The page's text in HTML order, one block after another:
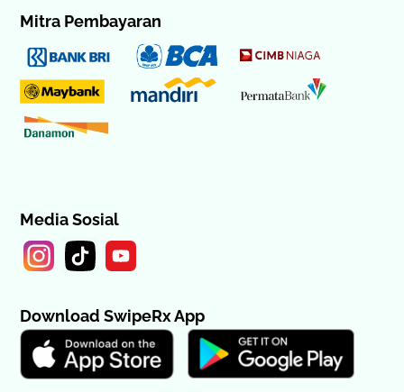
Mitra Pembayaran
Media Sosial
Download SwipeRx App